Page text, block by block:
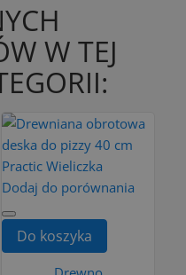
W TEJ
Dodaj do porównania
Do koszyka